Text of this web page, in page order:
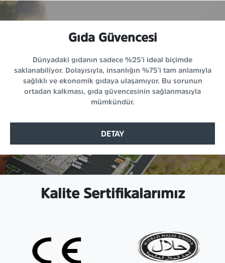
Gıda Güvencesi
Dünyadaki gıdanın sadece %25’i ideal biçimde
saklanabiliyor. Dolayısıyla, insanlığın %75’i tam anlamıyla
sağlıklı ve ekonomik gıdaya ulaşamıyor. Bu sorunun
ortadan kalkması, gıda güvencesinin sağlanmasıyla
mümkündür.
DETAY
Kalite Sertifikalarımız